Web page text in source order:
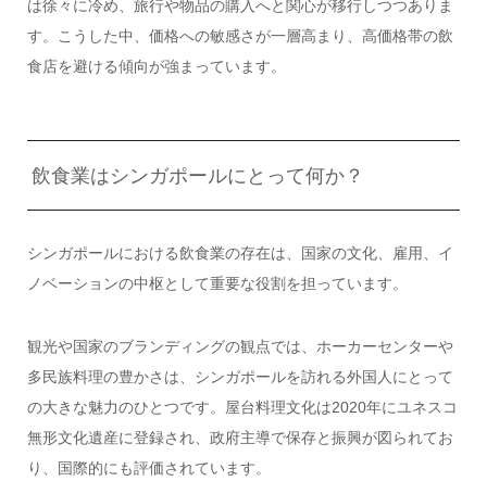
は徐々に冷め、旅行や物品の購入へと関心が移行しつつありま
す。こうした中、価格への敏感さが一層高まり、高価格帯の飲
食店を避ける傾向が強まっています。
飲食業はシンガポールにとって何か？
シンガポールにおける飲食業の存在は、国家の文化、雇用、イ
ノベーションの中枢として重要な役割を担っています。
観光や国家のブランディングの観点では、ホーカーセンターや
多民族料理の豊かさは、シンガポールを訪れる外国人にとって
の大きな魅力のひとつです。屋台料理文化は2020年にユネスコ
無形文化遺産に登録され、政府主導で保存と振興が図られてお
り、国際的にも評価されています。